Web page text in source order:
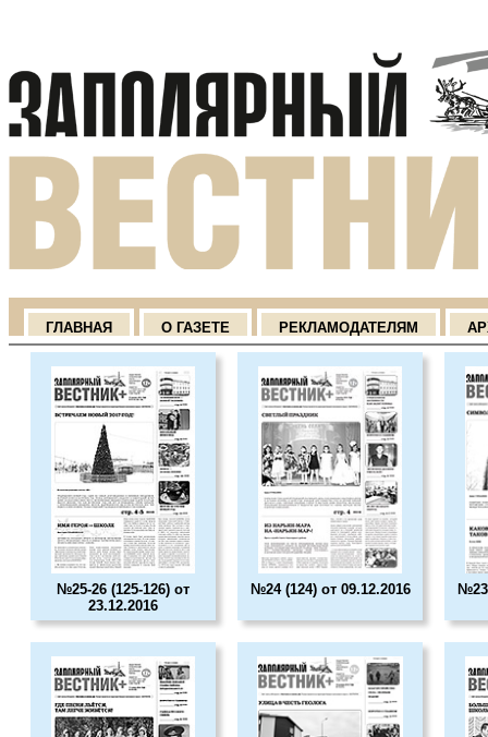
ГЛАВНАЯ О ГАЗЕТЕ РЕКЛАМОДАТЕЛЯМ
№25-26 (125-126) от
23.12.2016
№24 (124) от 09.12.2016 №23